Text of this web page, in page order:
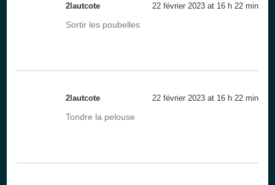
2lautcote 22 février 2023 at 16 h 22 min
Sortir les poubelles
2lautcote 22 février 2023 at 16 h 22 min
Tondre la pelouse